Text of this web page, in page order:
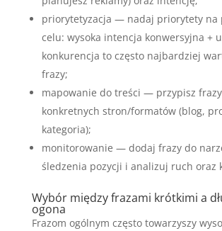
priorytetyzacja — nadaj priorytety na
celu: wysoka intencja konwersyjna +
konkurencja to często najbardziej
frazy;
mapowanie do treści — przypisz
konkretnych stron/formatów (blog,
kategoria);
monitorowanie — dodaj frazy do
śledzenia pozycji i analizuj ruch oraz
Wybór między frazami krótkimi a
ogona
Frazom ogólnym często towarzyszy